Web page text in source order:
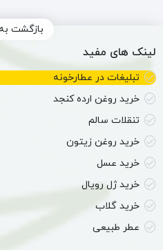
بازگشت به
لینک های مفید
تبلیغات در عطارخونه
خرید روغن ارده کنجد
تنقلات سالم
خرید روغن زیتون
خرید عسل
خرید ژل رویال
خرید گلاب
عطر طبیعی